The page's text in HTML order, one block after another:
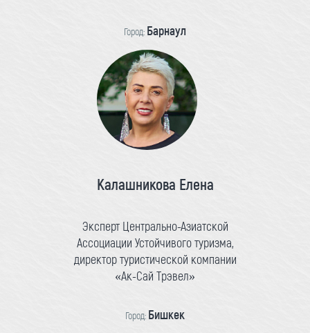
Город: Барнаул
Калашникова Елена
Эксперт Центрально-Азиатской
Ассоциации Устойчивого туризма,
директор туристической компании
«Ак-Сай Трэвел»
Город: Бишкек